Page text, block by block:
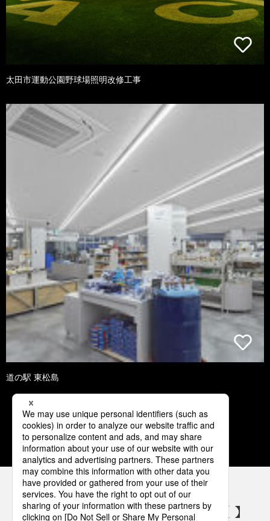
太田市運動公園野球場照明改修工事
道の駅 東松島
1 2 3 4 5
パナソニックの電気設備 SNSアカウント